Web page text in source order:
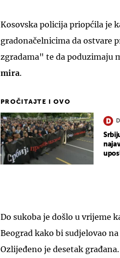
Kosovska policija priopćila je
gradonačelnicima da ostvare
zgradama" te da poduzimaju
mira.
PROČITAJTE I OVO
Do sukoba je došlo u vrijeme
Beograd kako bi sudjelovao
Ozlijeđeno je desetak građana.